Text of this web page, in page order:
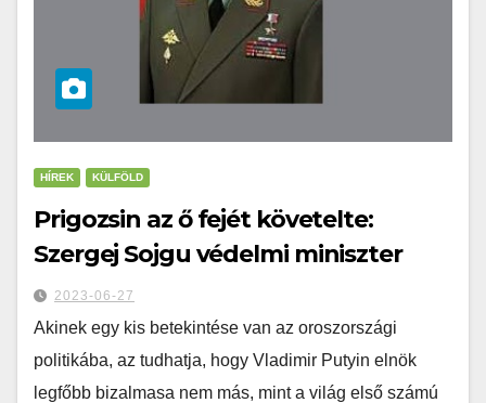
HÍREK KÜLFÖLD
Prigozsin az ő fejét követelte:
Szergej Sojgu védelmi miniszter
2023-06-27
Akinek egy kis betekintése van az oroszországi
politikába, az tudhatja, hogy Vladimir Putyin elnök
legfőbb bizalmasa nem más, mint a világ első számú